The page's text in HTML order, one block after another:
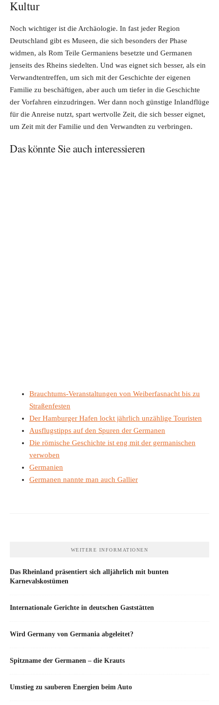
Kultur
Noch wichtiger ist die Archäologie. In fast jeder Region
Deutschland gibt es Museen, die sich besonders der Phase
widmen, als Rom Teile Germaniens besetzte und Germanen
jenseits des Rheins siedelten. Und was eignet sich besser, als ein
Verwandtentreffen, um sich mit der Geschichte der eigenen
Familie zu beschäftigen, aber auch um tiefer in die Geschichte
der Vorfahren einzudringen. Wer dann noch günstige Inlandflüge
für die Anreise nutzt, spart wertvolle Zeit, die sich besser eignet,
um Zeit mit der Familie und den Verwandten zu verbringen.
Das könnte Sie auch interessieren
Brauchtums-Veranstaltungen von Weiberfasnacht bis zu
Straßenfesten
Der Hamburger Hafen lockt jährlich unzählige Touristen
Ausflugstipps auf den Spuren der Germanen
Die römische Geschichte ist eng mit der germanischen
verwoben
Germanien
Germanen nannte man auch Gallier
WEITERE INFORMATIONEN
Das Rheinland präsentiert sich alljährlich mit bunten
Karnevalskostümen
Internationale Gerichte in deutschen Gaststätten
Wird Germany von Germania abgeleitet?
Spitzname der Germanen – die Krauts
Umstieg zu sauberen Energien beim Auto